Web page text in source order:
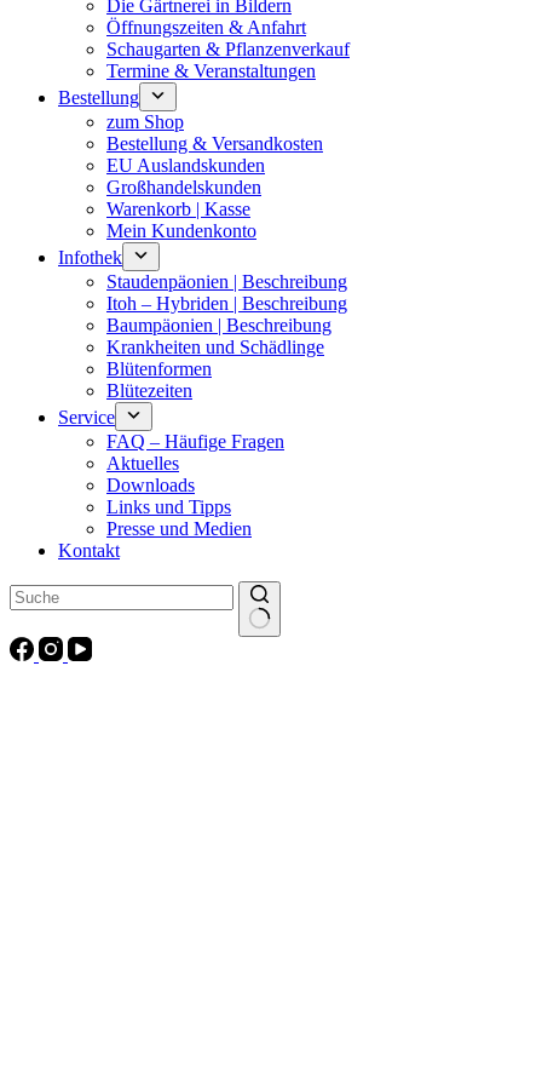
Die Gärtnerei in Bildern
Öffnungszeiten & Anfahrt
Schaugarten & Pflanzenverkauf
Termine & Veranstaltungen
Bestellung
zum Shop
Bestellung & Versandkosten
EU Auslandskunden
Großhandelskunden
Warenkorb | Kasse
Mein Kundenkonto
Infothek
Staudenpäonien | Beschreibung
Itoh – Hybriden | Beschreibung
Baumpäonien | Beschreibung
Krankheiten und Schädlinge
Blütenformen
Blütezeiten
Service
FAQ – Häufige Fragen
Aktuelles
Downloads
Links und Tipps
Presse und Medien
Kontakt
Keine
Ergebnisse